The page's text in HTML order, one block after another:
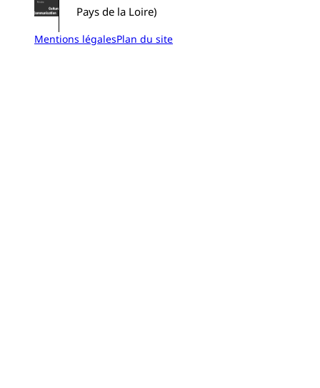
Pays de la Loire)
Mentions légalesPlan du site